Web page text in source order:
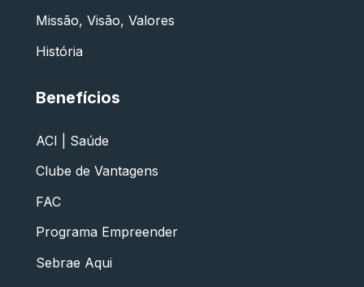
Missão, Visão, Valores
História
Benefícios
ACI | Saúde
Clube de Vantagens
FAC
Programa Empreender
Sebrae Aqui